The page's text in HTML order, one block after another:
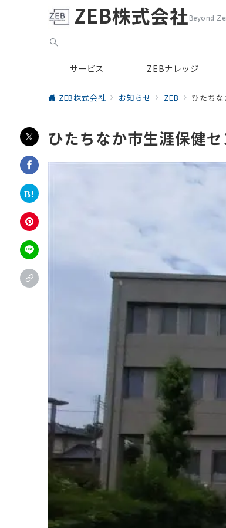
ZEB株式会社Beyond
サービス ZEBナレッジ
ZEB株式会社 お知らせ ZEB ひたちな
ひたちなか市生涯保健